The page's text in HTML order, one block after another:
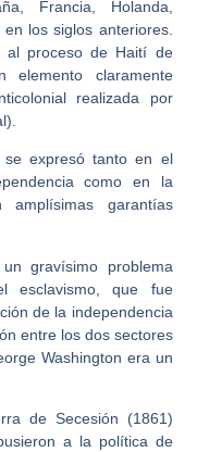
Francia, Holanda,
los siglos anteriores.
al proceso de Haití de
claramente
realizada por
se expresó tanto en el
como en la
garantías
gravísimo problema
esclavismo, que fue
de la independencia
entre los dos sectores
Washington era un
de Secesión (1861)
a la política de